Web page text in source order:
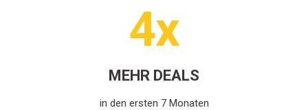
4x
MEHR DEALS
in den ersten 7Monaten